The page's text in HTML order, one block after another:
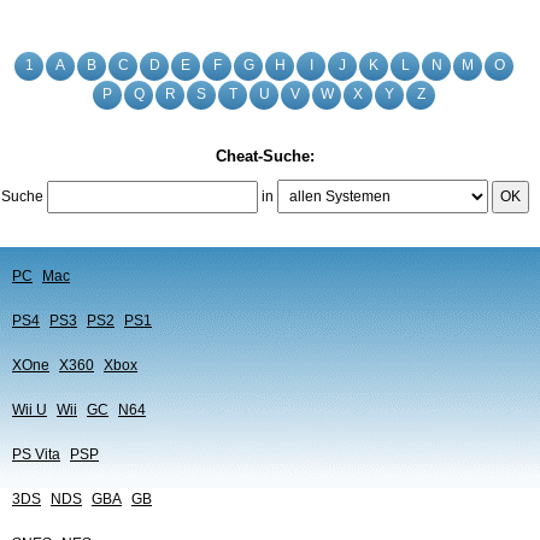
1 A B C D E F G H J K L N M
O
P
Q R S T U V W X Y Z
Cheat-Suche:
Suche in OK
PC Mac
PS4 PS3 PS2 PS1
XOne X360 Xbox
Wii U Wii GC N64
PS Vita PSP
3DS NDS GBA GB